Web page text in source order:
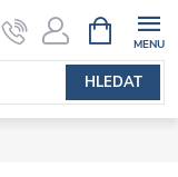
HLEDAT
NÁKUPNÍ
KOŠÍK